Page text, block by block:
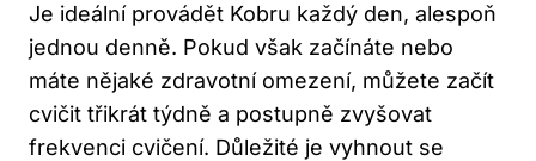
Je ideální provádět Kobru každý den, alespoň
jednou denně. Pokud však začínáte nebo
máte nějaké zdravotní omezení, můžete začít
cvičit třikrát týdně a postupně zvyšovat
frekvenci cvičení. Důležité je vyhnout se